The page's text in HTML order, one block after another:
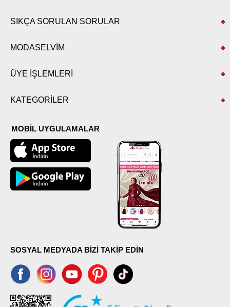
SIKÇA SORULAN SORULAR
MODASELVİM
ÜYE İŞLEMLERİ
KATEGORİLER
MOBİL UYGULAMALAR
SOSYAL MEDYADA BİZİ TAKİP EDİN